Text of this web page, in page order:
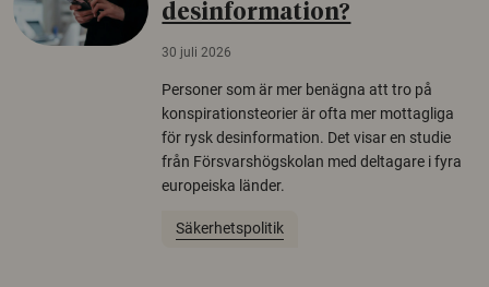
desinformation?
30 juli 2026
Personer som är mer benägna att tro på
konspirationsteorier är ofta mer mottagliga
för rysk desinformation. Det visar en studie
från Försvarshögskolan med deltagare i fyra
europeiska länder.
Säkerhetspolitik